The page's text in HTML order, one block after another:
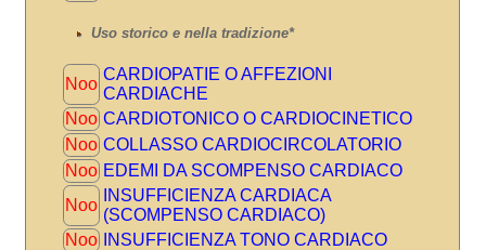
Uso storico e nella tradizione*
Noo
CARDIOPATIE O AFFEZIONI
CARDIACHE
Noo CARDIOTONICO O CARDIOCINETICO
Noo COLLASSO CARDIOCIRCOLATORIO
Noo EDEMI DA SCOMPENSO CARDIACO
Noo
INSUFFICIENZA CARDIACA
(SCOMPENSO CARDIACO)
Noo
INSUFFICIENZA TONO CARDIACO